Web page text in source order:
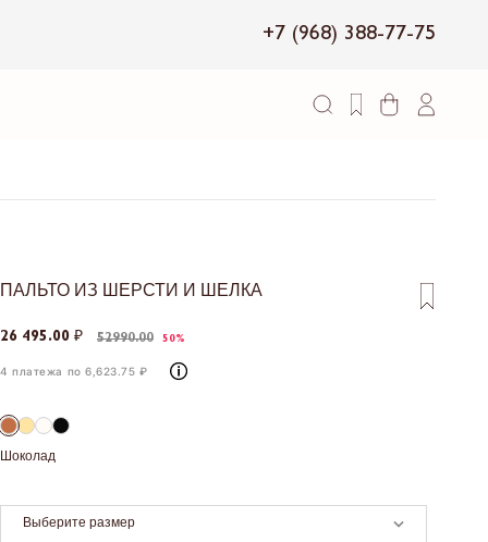
+7 (968) 388-77-75
ПАЛЬТО ИЗ ШЕРСТИ И ШЕЛКА
26 495.00 ₽ 52990.00 50%
4 платежа по 6,623.75 ₽
Шоколад
Выберите размер